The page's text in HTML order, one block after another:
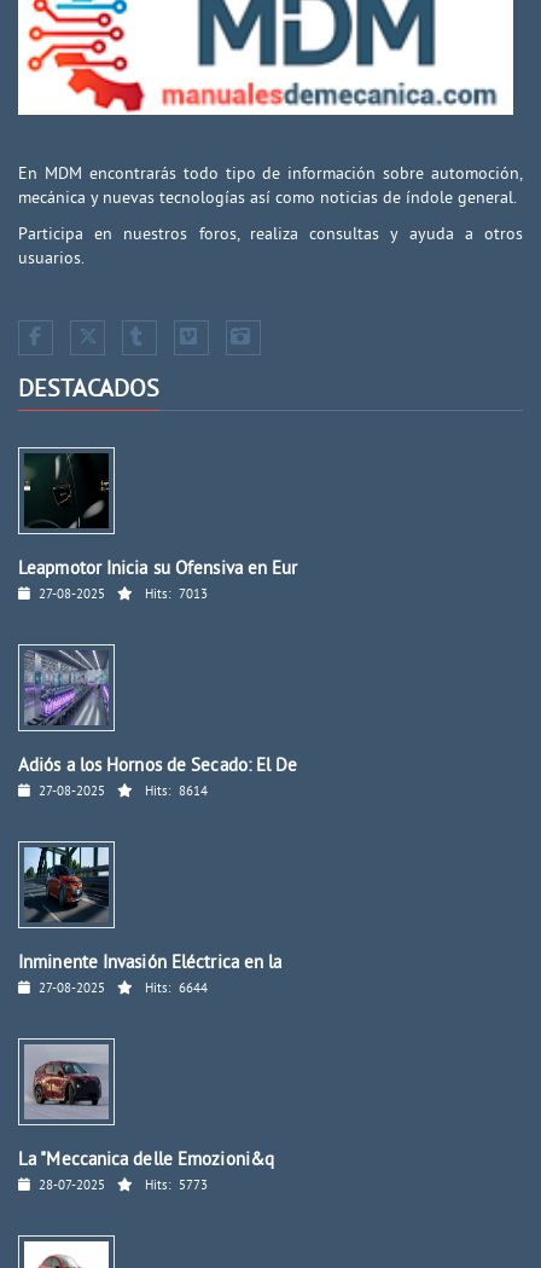
En MDM encontrarás todo tipo de información sobre automoción,
mecánica y nuevas tecnologías así como noticias de índole general.
Participa en nuestros foros, realiza consultas y ayuda a otros
usuarios.
DESTACADOS
Leapmotor Inicia su Ofensiva en Eur
27-08-2025 Hits: 7013
Adiós a los Hornos de Secado: El De
27-08-2025 Hits: 8614
Inminente Invasión Eléctrica en la
27-08-2025 Hits: 6644
La "Meccanica delle Emozioni&q
28-07-2025 Hits: 5773